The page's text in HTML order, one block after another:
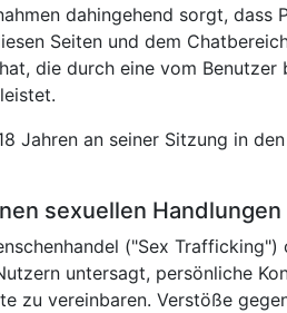
dahingehend sorgt, dass
Seiten und dem
die durch eine vom
Jahren an seiner Sitzung in
sexuellen Handlungen
("Sex
untersagt, persönliche
vereinbaren. Verstöße